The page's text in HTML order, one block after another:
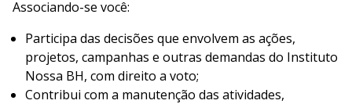
Associando-se você:
Participa das decisões que envolvem as ações,
projetos, campanhas e outras demandas do Instituto
Nossa BH, com direito a voto;
Contribui com a manutenção das atividades,